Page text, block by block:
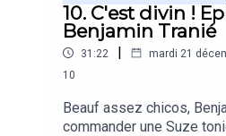
10. C'est divin !
Benjamin Tranié
31:22 | mardi 21
10
Beauf assez chicos,
commander une Suze